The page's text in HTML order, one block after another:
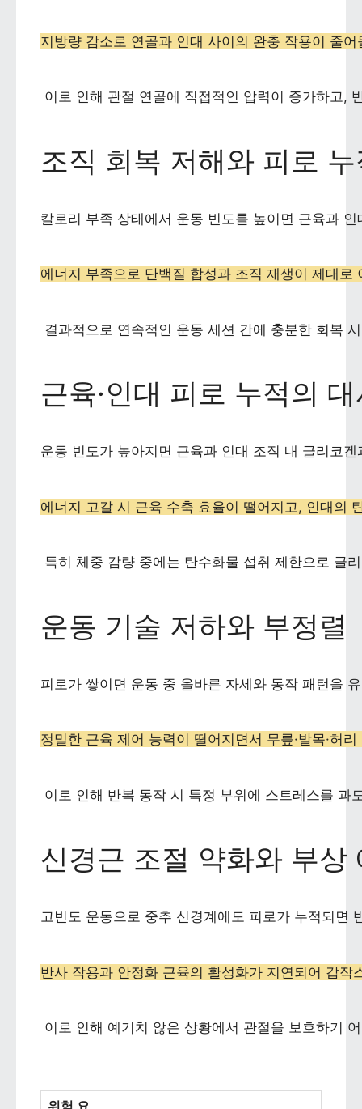
지방량 감소로 연골과 인대 사이의 완충 작용이 줄
이로 인해 관절 연골에 직접적인 압력이 증가하고,
조직 회복 저해와 피로
칼로리 부족 상태에서 운동 빈도를 높이면 근육과
에너지 부족으로 단백질 합성과 조직 재생이 제대
결과적으로 연속적인 운동 세션 간에 충분한 회복
근육·인대 피로 누적의
운동 빈도가 높아지면 근육과 인대 조직 내 글리코
에너지 고갈 시 근육 수축 효율이 떨어지고, 인대의
특히 체중 감량 중에는 탄수화물 섭취 제한으로 글
운동 기술 저하와 부정렬
피로가 쌓이면 운동 중 올바른 자세와 동작 패턴을
정밀한 근육 제어 능력이 떨어지면서 무릎·발목·허
이로 인해 반복 동작 시 특정 부위에 스트레스를
신경근 조절 약화와 부상
고빈도 운동으로 중추 신경계에도 피로가 누적되면
반사 작용과 안정화 근육의 활성화가 지연되어 갑
이로 인해 예기치 않은 상황에서 관절을 보호하기
위험 요